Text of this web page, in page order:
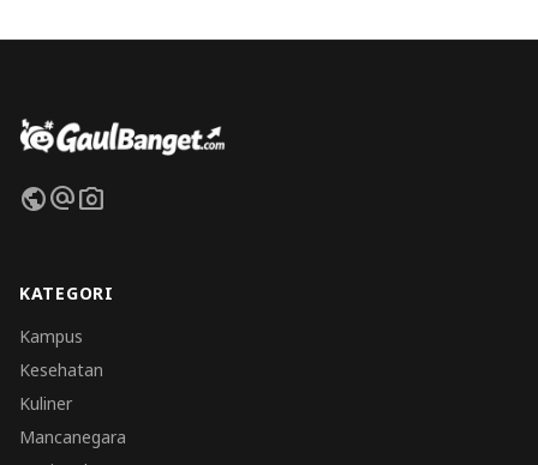
publicalternate_emailphoto_camera
KATEGORI
Kampus
Kesehatan
Kuliner
Mancanegara